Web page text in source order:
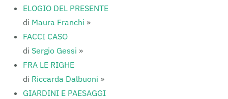
ELOGIO DEL PRESENTE
di Maura Franchi »
FACCI CASO
di Sergio Gessi »
FRA LE RIGHE
di Riccarda Dalbuoni »
GIARDINI E PAESAGGI